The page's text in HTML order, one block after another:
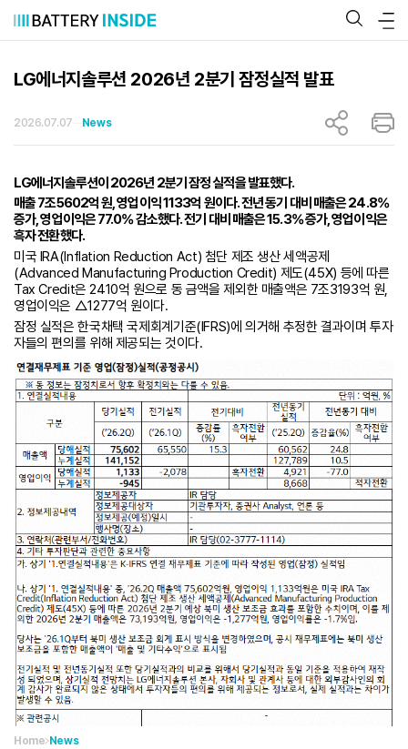
츠
LG에너지솔루션 2026년 2분기 잠정실적 발표
2026.07.07 News
LG에너지솔루션이 2026년 2분기 잠정 실적을 발표했다.
매출 7조5602억 원, 영업이익 1133억 원이다. 전년 동기 대비 매출은 24.8%
증가, 영업이익은 77.0% 감소했다. 전기 대비 매출은 15.3% 증가, 영업이익은
흑자 전환했다.
미국 IRA(Inflation Reduction Act) 첨단 제조 생산 세액공제
(Advanced Manufacturing Production Credit) 제도(45X) 등에 따른
Tax Credit은 2410억 원으로 동 금액을 제외한 매출액은 7조3193억 원,
영업이익은 △1277억 원이다.
잠정 실적은 한국채택 국제회계기준(IFRS)에 의거해 추정한 결과이며 투자
자들의 편의를 위해 제공되는 것이다.
Home News